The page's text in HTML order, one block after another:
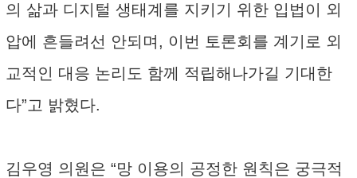
의 삶과 디지털 생태계를 지키기 위한 입법이 외
압에 흔들려선 안되며, 이번 토론회를 계기로 외
교적인 대응 논리도 함께 적립해나가길 기대한
다”고 밝혔다.
김우영 의원은 “망 이용의 공정한 원칙은 궁극적